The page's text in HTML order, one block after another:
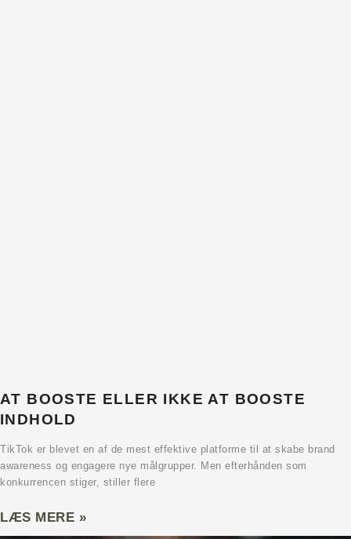
AT BOOSTE ELLER IKKE AT BOOSTE
INDHOLD
TikTok er blevet en af de mest effektive platforme til at skabe brand
awareness og engagere nye målgrupper. Men efterhånden som
konkurrencen stiger, stiller flere
LÆS MERE »